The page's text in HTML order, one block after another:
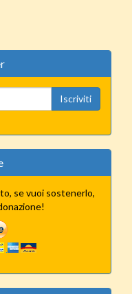
Iscriviti
se vuoi sostenerlo,